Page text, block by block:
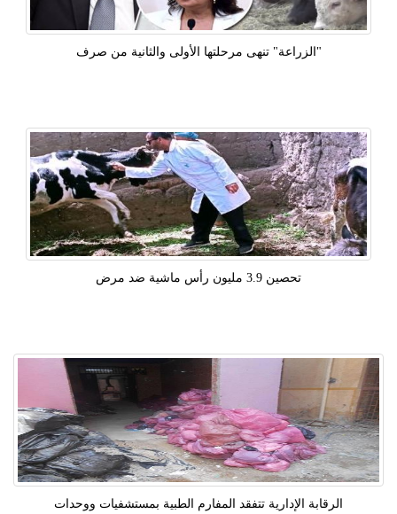
"الزراعة" تنهى مرحلتها الأولى والثانية من صرف
تحصين 3.9 مليون رأس ماشية ضد مرض
الرقابة الإدارية تتفقد المفارم الطبية بمستشفيات ووحدات